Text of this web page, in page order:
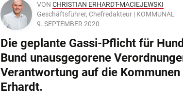
VON CHRISTIAN ERHARDT-MACIEJEWSKI
Geschäftsführer, Chefredakteur | KOMMUNAL
9. SEPTEMBER 2020
Die geplante Gassi-Pflicht für
Bund unausgegorene
Verantwortung auf die
Erhardt.